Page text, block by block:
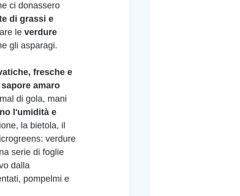
ci donassero
di grassi e
le verdure
gli asparagi.
fresche e
sapore amaro
di gola, mani
l'umidità e
la bietola, il
verdure
serie di foglie
dalla
pompelmi e